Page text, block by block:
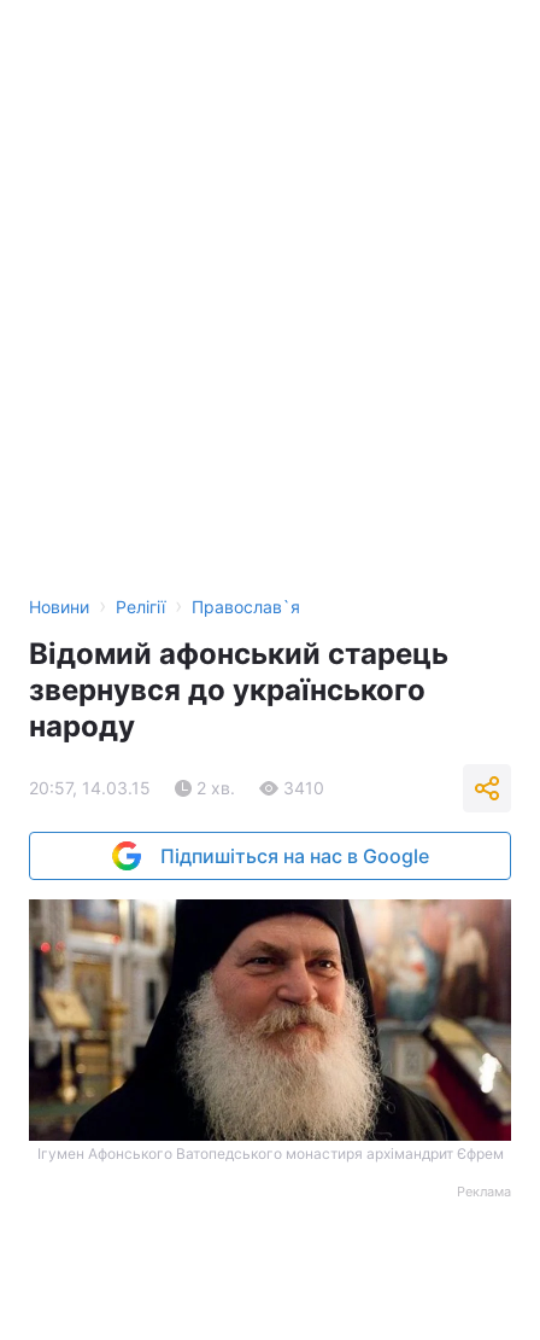
Новини › Релігії › Православ`я
Відомий афонський старець
звернувся до українського
народу
20:57, 14.03.15 2 хв. 3410
Підпишіться на нас в Google
Ігумен Афонського Ватопедського монастиря архімандрит Єфрем
Реклама